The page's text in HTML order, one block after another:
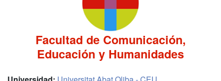
Facultad de Comunicación,
Educación y Humanidades